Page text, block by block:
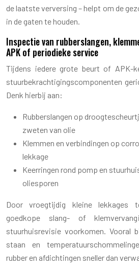
de laatste verversing – helpt om de
in de gaten te houden.
Inspectie van rubberslangen,
APK of periodieke service
Tijdens iedere grote beurt of APK-
stuurbekrachtigingscomponenten
Denk hierbij aan:
Rubberslangen op
zweten van olie
Klemmen en verbindingen op
lekkage
Keerringen rond pomp en
oliesporen
Door vroegtijdig kleine lekkages
goedkope slang- of
stuurhuisrevisie voorkomen. Vooral
staan en
rubber en afdichtingen sneller dan